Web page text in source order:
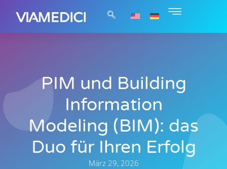
PIM und Building
Information
Modeling (BIM): das
Duo für Ihren Erfolg
März 29, 2026